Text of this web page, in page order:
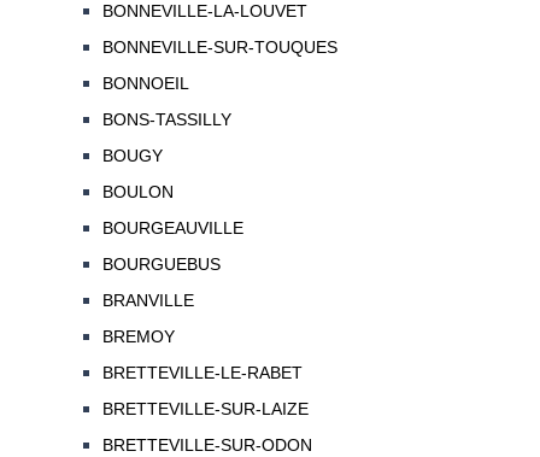
BONNEVILLE-LA-LOUVET
BONNEVILLE-SUR-TOUQUES
BONNOEIL
BONS-TASSILLY
BOUGY
BOULON
BOURGEAUVILLE
BOURGUEBUS
BRANVILLE
BREMOY
BRETTEVILLE-LE-RABET
BRETTEVILLE-SUR-LAIZE
BRETTEVILLE-SUR-ODON